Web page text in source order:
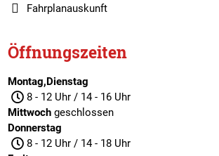
Fahrplanauskunft
Öffnungszeiten
Montag,Dienstag
8 - 12 Uhr / 14 - 16 Uhr
Mittwochgeschlossen
Donnerstag
8 - 12 Uhr / 14 - 18 Uhr